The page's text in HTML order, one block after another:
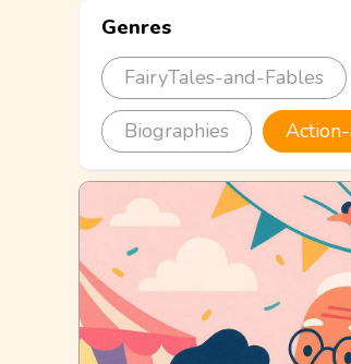
Genres
FairyTales-and-Fables
Biographies